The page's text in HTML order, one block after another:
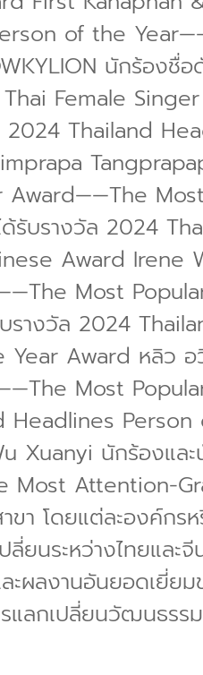
of the
นักร้องชื่อ
Female
2024 Thailand
บรางวัล 2024
Award Irene
Most
างวัล 2024
Award หลิว อ
Most
Headlines
นักร้องและ
Attention-
ขา โดยแต่ละองค์ก
ยนระหว่างไทยและ
ผลงานอันยอดเยี่ย
ลกเปลี่ยนวัฒนธรร